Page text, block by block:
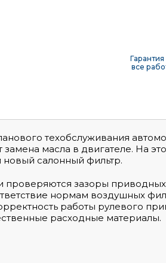
Гарантия
все
техобслуживания
замена масла в двигателе. На
новый салонный фильтр.
проверяются зазоры
нормам воздушных
работы рулевого
расходные материалы.